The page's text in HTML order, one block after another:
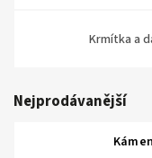
Krmítka a
Nejprodávanější